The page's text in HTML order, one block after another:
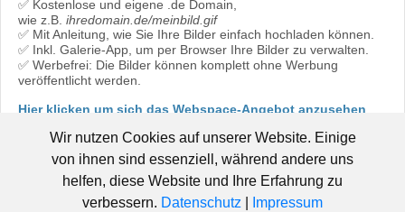
Wir nutzen Cookies auf unserer Website. Einige
von ihnen sind essenziell, während andere uns
helfen, diese Website und Ihre Erfahrung zu
verbessern. Datenschutz Impressum
✅ Kostenlose und eigene .de Domain,
wie z.B. ihredomain.de/meinbild.gif
✅ Mit Anleitung, wie Sie Ihre Bilder einfach hochladen können.
✅ Inkl. Galerie-App, um per Browser Ihre Bilder zu verwalten.
✅ Werbefrei: Die Bilder können komplett ohne Werbung
veröffentlicht werden.
Hier klicken um sich das Webspace-Angebot anzusehen